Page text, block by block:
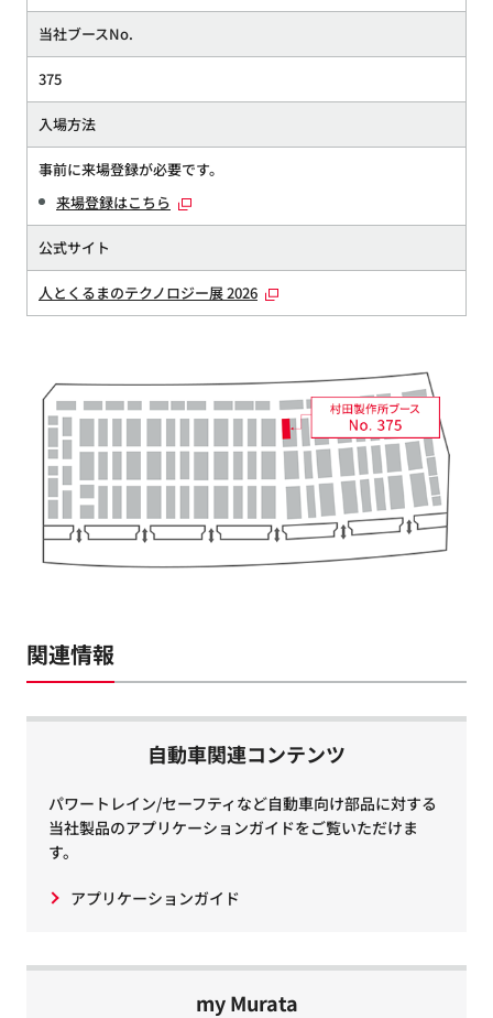
当社ブースNo.
375
入場方法
事前に来場登録が必要です。
来場登録はこちら
公式サイト
人とくるまのテクノロジー展 2026
関連情報
自動車関連コンテンツ
パワートレイン/セーフティなど自動車向け部品に対する
当社製品のアプリケーションガイドをご覧いただけま
す。
アプリケーションガイド
my Murata